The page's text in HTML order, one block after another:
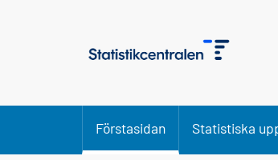
Förstasidan Statistiska